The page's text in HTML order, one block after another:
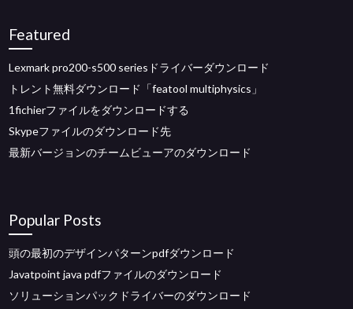
Featured
Lexmark pro200-s500 seriesドライバーダウンロード
トレント無料ダウンロード「featool multiphysics」
1fichierファイルをダウンロードする
Skypeファイルのダウンロード先
最新バージョンのチームビューアのダウンロード
Popular Posts
頭の最初のデザインパターンpdfダウンロード
Javatpoint java pdfファイルのダウンロード
ソリューションパックドライバーのダウンロード